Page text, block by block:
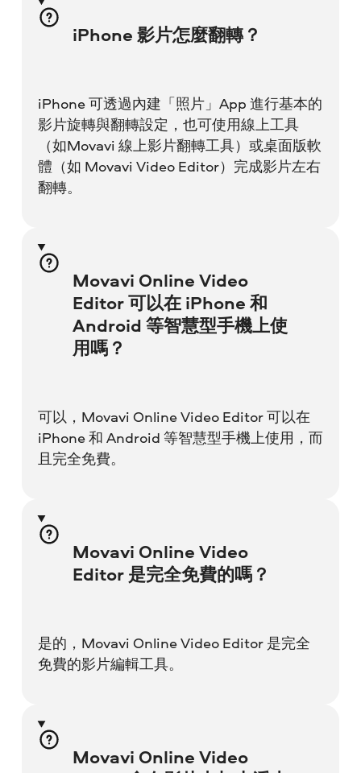
iPhone 影片怎麼翻轉？
iPhone 可透過內建「照片」App 進行基本的
影片旋轉與翻轉設定，也可使用線上工具
（如Movavi 線上影片翻轉工具）或桌面版軟
體（如 Movavi Video Editor）完成影片左右
翻轉。
Movavi Online Video
Editor 可以在 iPhone 和
Android 等智慧型手機上使
用嗎？
可以，Movavi Online Video Editor 可以在
iPhone 和 Android 等智慧型手機上使用，而
且完全免費。
Movavi Online Video
Editor 是完全免費的嗎？
是的，Movavi Online Video Editor 是完全
免費的影片編輯工具。
Movavi Online Video